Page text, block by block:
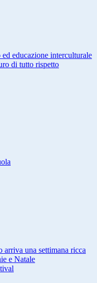
educazione interculturale
di tutto rispetto
arriva una settimana ricca
e Natale